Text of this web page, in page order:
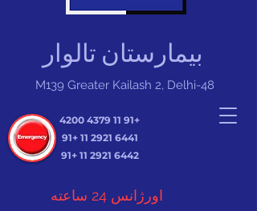
بیمارستان تالوار
+91 11 4379 4200
6441 2921 11
+91
6442 2921 11
+91
اورژانس 24 ساعته
M139 Greater Kailash 2, Delhi-48